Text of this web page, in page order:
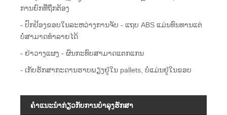
ການຍົກທີ່ຖືກຕ້ອງ
- ປົກປ້ອງຂອບໃນລະຫວ່າງການຈັບ - ແຖບ ABS ແມ່ນທົນທານແຕ່
ບໍ່ສາມາດທໍາລາຍໄດ້
- ຢ່າວາງແຜງ - ຜົນກະທົບສາມາດແຕກແກນ
- ເກັບຮັກສາກະດານຮາບພຽງຢູ່ໃນ pallets, ບໍ່ແມ່ນຢູ່ໃນຂອບ
ຄໍາແນະນໍາກ່ຽວກັບການບໍາລຸງຮັກສາ